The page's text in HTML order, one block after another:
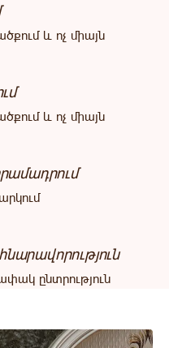
և ոչ միայն
և ոչ միայն
ընտրություն